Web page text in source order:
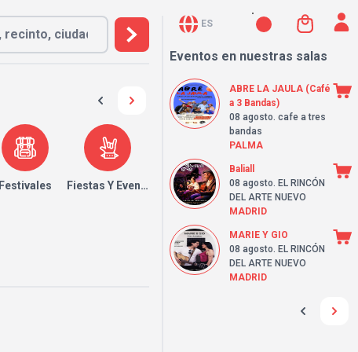
Festivales Fiestas Y Eventos
ES
Eventos en nuestras salas
ABRE LA JAULA (Café
a 3 Bandas)
08 agosto. cafe a tres
bandas
PALMA
Baliall
08 agosto. EL RINCÓN
DEL ARTE NUEVO
MADRID
MARIE Y GIO
08 agosto. EL RINCÓN
DEL ARTE NUEVO
MADRID